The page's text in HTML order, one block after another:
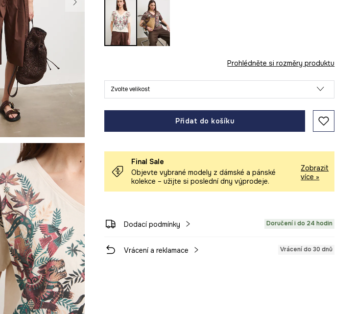
Prohlédněte si rozměry produktu
Zvolte velikost
Přidat do košíku
Final Sale
Objevte vybrané modely z dámské a pánské
kolekce – užijte si poslední dny výprodeje.
Zobrazit
více »
Dodací podmínky Doručení i do 24 hodin
Vrácení a reklamace Vrácení do 30 dnů